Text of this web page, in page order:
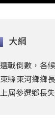
大綱
選戰倒數，各
東縣東河鄉鄉
上屆參選鄉長